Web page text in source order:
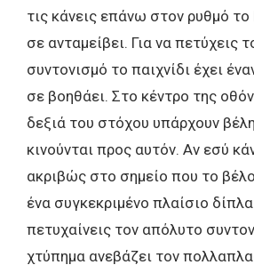
τις κάνεις επάνω στον ρυθμό
σε ανταμείβει. Για να πετύχεις
συντονισμό το παιχνίδι έχει
σε βοηθάει. Στο κέντρο της
δεξιά του στόχου υπάρχουν
κινούνται προς αυτόν. Αν εσύ
ακριβώς στο σημείο που το
ένα συγκεκριμένο πλαίσιο
πετυχαίνεις τον απόλυτο
χτύπημα ανεβάζει τον